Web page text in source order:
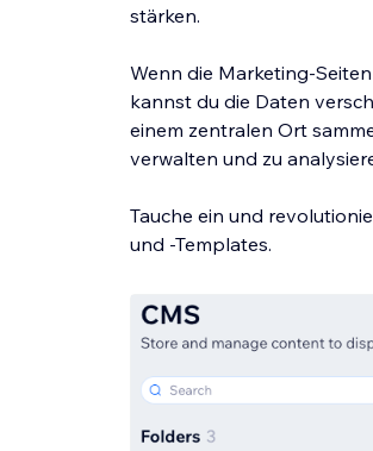
stärken.
Wenn die Marketing-
kannst du die Daten
einem zentralen Ort
verwalten und zu
Tauche ein und
und -Templates.